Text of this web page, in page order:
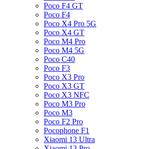
Poco F4 GT
Poco F4
Poco X4 Pro 5G
Poco X4 GT
Poco M4 Pro
Poco M4 5G
Poco C40
Poco F3
Poco X3 Pro
Poco X3 GT
Poco X3 NFC
Poco M3 Pro
Poco M3
Poco F2 Pro
Pocophone F1
Xiaomi 13 Ultra